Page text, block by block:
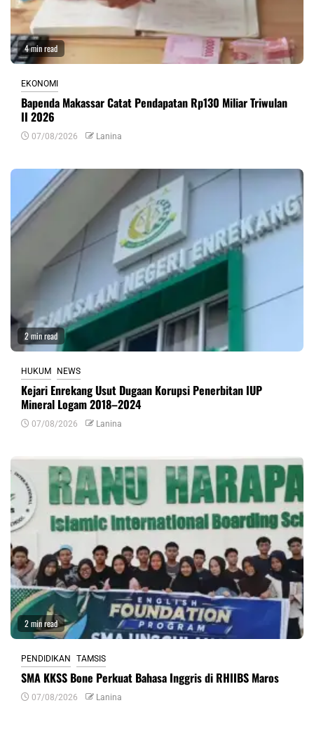
4 min read
EKONOMI
Bapenda Makassar Catat Pendapatan Rp130 Miliar Triwulan
II 2026
07/08/2026 Lanina
2 min read
HUKUM NEWS
Kejari Enrekang Usut Dugaan Korupsi Penerbitan IUP
Mineral Logam 2018–2024
07/08/2026 Lanina
2 min read
PENDIDIKAN TAMSIS
SMA KKSS Bone Perkuat Bahasa Inggris di RHIIBS Maros
07/08/2026 Lanina